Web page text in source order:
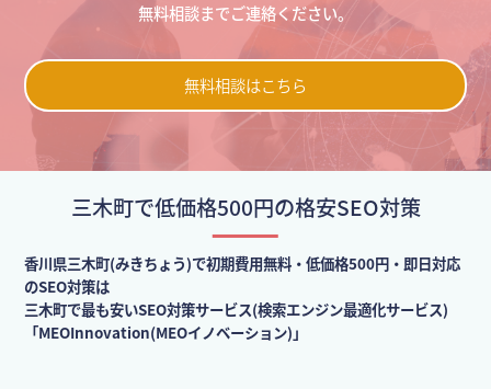
無料相談までご連絡ください。
無料相談はこちら
三木町で低価格500円の格安SEO対策
香川県三木町(みきちょう)で初期費用無料・低価格500円・即日対応
のSEO対策は
三木町で最も安いSEO対策サービス(検索エンジン最適化サービス)
「MEOInnovation(MEOイノベーション)」